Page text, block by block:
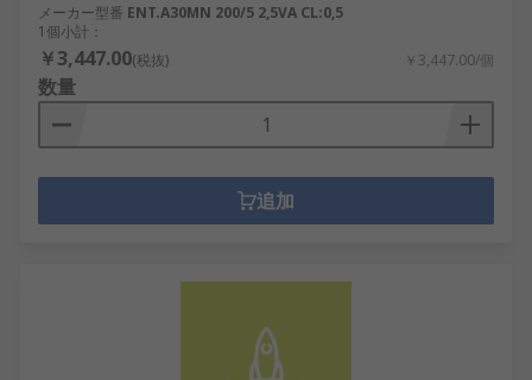
メーカー型番 ENT.A30MN 200/5 2,5VA CL:0,5
1個小計：
￥3,447.00(税抜) ￥3,447.00/個
数量
追加